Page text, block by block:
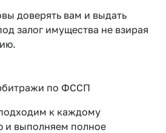
доверять вам и выдать
залог имущества не взирая
по ФССП
к каждому
и выполняем полное